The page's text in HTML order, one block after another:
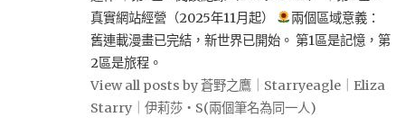
真實網站經營（2025年11月起）
兩個區域意義：
舊連載漫畫已完結，新世界已開始。 第1區是記憶，第
2區是旅程。
View all posts by 蒼野之鷹｜Starryeagle｜Eliza
Starry｜伊莉莎・S(兩個筆名為同一人)